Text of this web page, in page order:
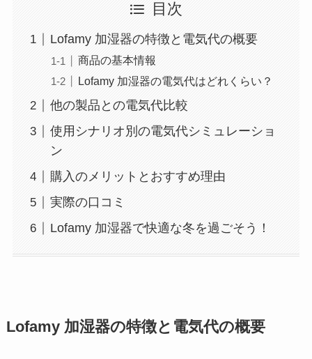
目次
Lofamy 加湿器の特徴と電気代の概要
商品の基本情報
Lofamy 加湿器の電気代はどれくらい？
他の製品との電気代比較
使用シナリオ別の電気代シミュレーショ
ン
購入のメリットとおすすめ理由
実際の口コミ
Lofamy 加湿器で快適な冬を過ごそう！
Lofamy 加湿器の特徴と電気代の概要